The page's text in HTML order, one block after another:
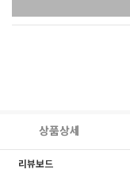
상품상세
리뷰보드